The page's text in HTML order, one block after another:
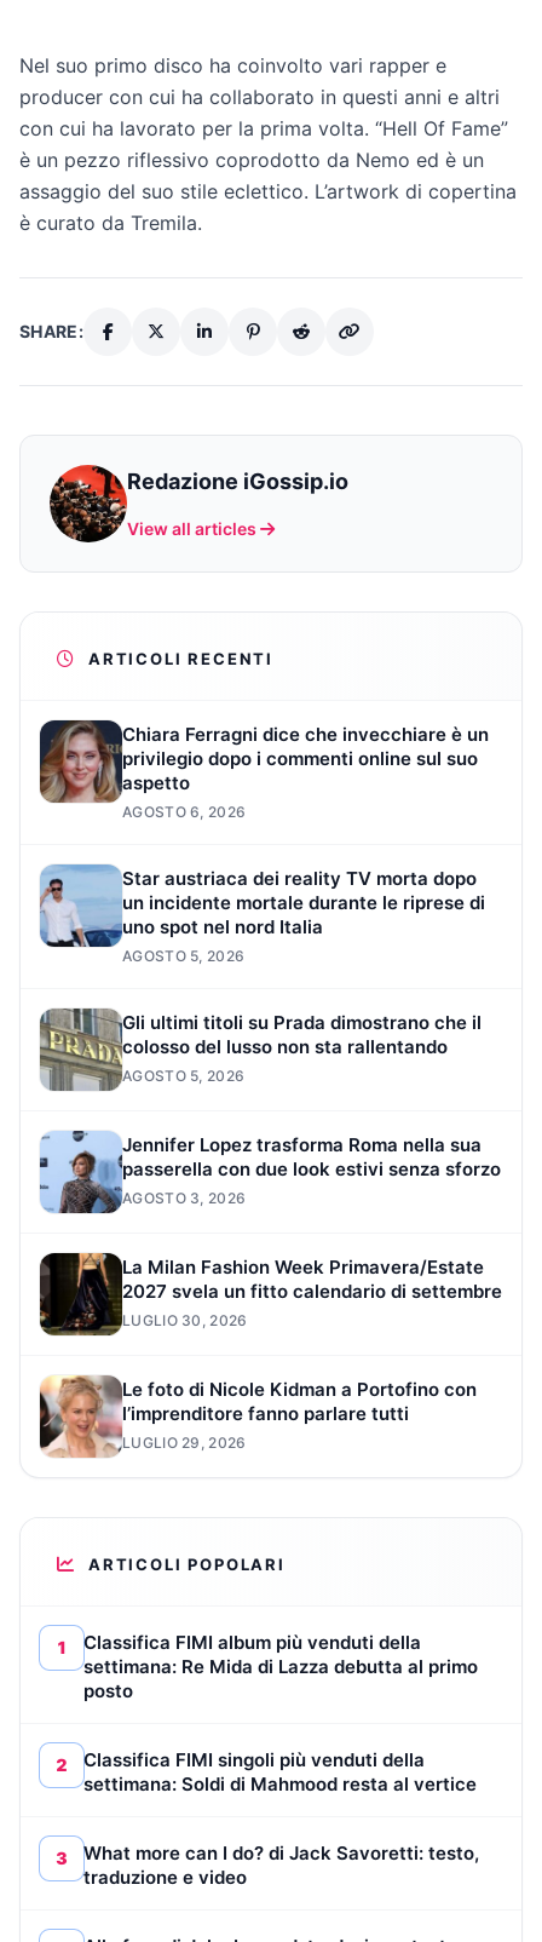
Nel suo primo disco ha coinvolto vari rapper e
producer con cui ha collaborato in questi anni e altri
con cui ha lavorato per la prima volta. “Hell Of Fame”
è un pezzo riflessivo coprodotto da Nemo ed è un
assaggio del suo stile eclettico. L’artwork di copertina
è curato da Tremila.
SHARE:
Redazione iGossip.io
View all articles
ARTICOLI RECENTI
Chiara Ferragni dice che invecchiare è un
privilegio dopo i commenti online sul suo
aspetto
AGOSTO 6, 2026
Star austriaca dei reality TV morta dopo
un incidente mortale durante le riprese di
uno spot nel nord Italia
AGOSTO 5, 2026
Gli ultimi titoli su Prada dimostrano che il
colosso del lusso non sta rallentando
AGOSTO 5, 2026
Jennifer Lopez trasforma Roma nella sua
passerella con due look estivi senza sforzo
AGOSTO 3, 2026
La Milan Fashion Week Primavera/Estate
2027 svela un fitto calendario di settembre
LUGLIO 30, 2026
Le foto di Nicole Kidman a Portofino con
l’imprenditore fanno parlare tutti
LUGLIO 29, 2026
ARTICOLI POPOLARI
1
Classifica FIMI album più venduti della
settimana: Re Mida di Lazza debutta al primo
posto
2
Classifica FIMI singoli più venduti della
settimana: Soldi di Mahmood resta al vertice
3
What more can I do? di Jack Savoretti: testo,
traduzione e video